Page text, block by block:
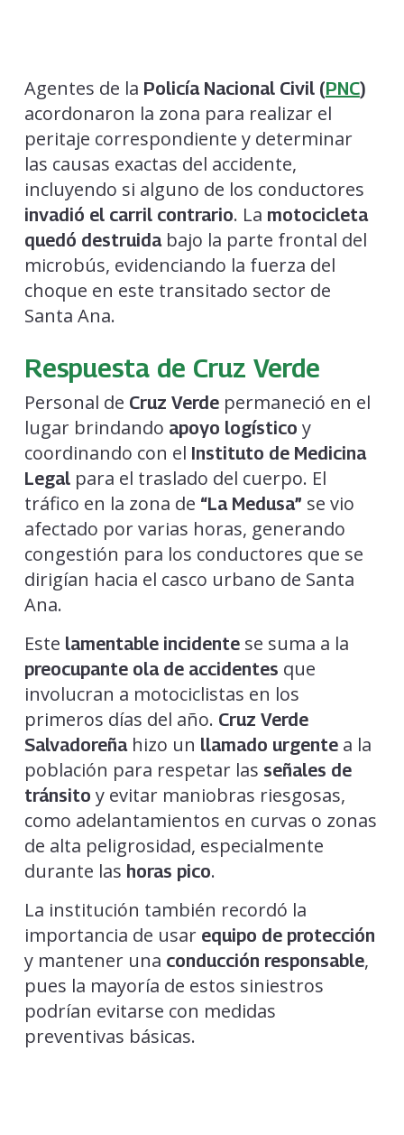
Agentes de la Policía Nacional Civil (PNC)
acordonaron la zona para realizar el
peritaje correspondiente y determinar
las causas exactas del accidente,
incluyendo si alguno de los conductores
invadió el carril contrario. La motocicleta
quedó destruidabajo la parte frontal del
microbús, evidenciando la fuerza del
choque en este transitado sector de
Santa Ana.
Respuesta de Cruz Verde
Personal de Cruz Verdepermaneció en el
lugar brindando apoyo logístico y
coordinando con el Instituto de Medicina
Legalpara el traslado del cuerpo. El
tráfico en la zona de “La Medusa” se vio
afectado por varias horas, generando
congestión para los conductores que se
dirigían hacia el casco urbano de Santa
Ana.
Este lamentable incidentese suma a la
preocupante ola de accidentes que
involucran a motociclistas en los
primeros días del año. Cruz Verde
Salvadoreñahizo un llamado urgentea la
población para respetar las señales de
tránsito y evitar maniobras riesgosas,
como adelantamientos en curvas o zonas
de alta peligrosidad, especialmente
durante las horas pico.
La institución también recordó la
importancia de usar equipo de protección
y mantener una conducción responsable,
pues la mayoría de estos siniestros
podrían evitarse con medidas
preventivas básicas.